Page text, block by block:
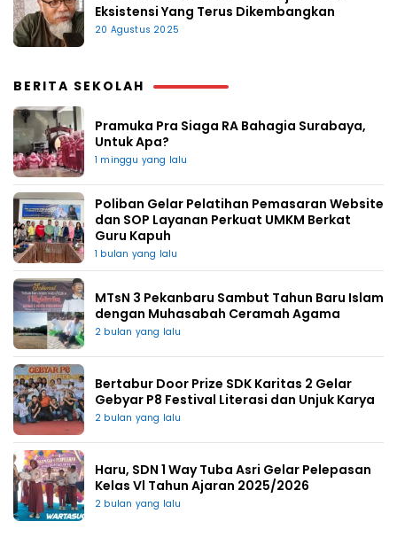
Eksistensi Yang Terus Dikembangkan
20 Agustus 2025
BERITA SEKOLAH
Pramuka Pra Siaga RA Bahagia Surabaya,
Untuk Apa?
1 minggu yang lalu
Poliban Gelar Pelatihan Pemasaran Website
dan SOP Layanan Perkuat UMKM Berkat
Guru Kapuh
1 bulan yang lalu
MTsN 3 Pekanbaru Sambut Tahun Baru Islam
dengan Muhasabah Ceramah Agama
2 bulan yang lalu
Bertabur Door Prize SDK Karitas 2 Gelar
Gebyar P8 Festival Literasi dan Unjuk Karya
2 bulan yang lalu
Haru, SDN 1 Way Tuba Asri Gelar Pelepasan
Kelas Vl Tahun Ajaran 2025/2026
2 bulan yang lalu